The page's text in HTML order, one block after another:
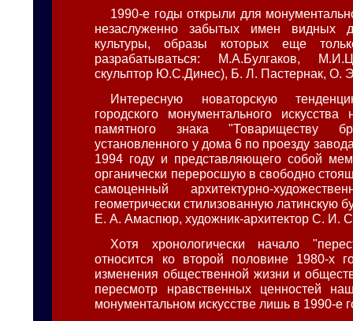
1990-е годы открыли для
незаслуженно забытых имен видных
культуры, образы которых еще
разрабатываться: М.А.Булгаков,
скульптор Ю.С.Динес), Б. Л. Пастернак, О.
Интересную новаторскую
городского монументального
памятного знака "Товариществу
установленного у дома 6 по проезду
1994 году и представляющего собой
органически переросшую в свободно
самоценный архитектурно-
геометрически стилизованную латинскую
Е. А. Амаспюр, художник-архитектор С. И.
Хотя хронологически начало
относится ко второй половине 1980-х
изменения общественной жизни и
пересмотр нравственных ценностей
монументальном искусстве лишь в 1990-е